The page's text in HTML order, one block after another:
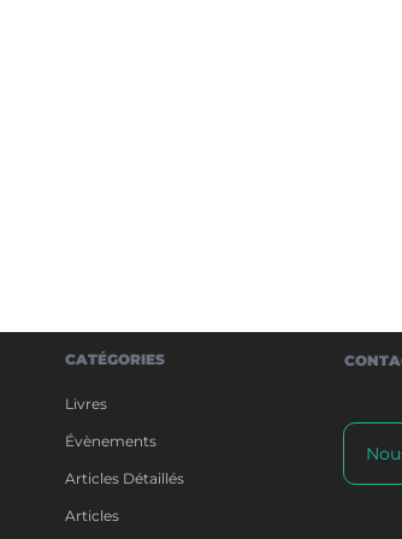
CATÉGORIES
Livres
Évènements
Articles Détaillés
Articles